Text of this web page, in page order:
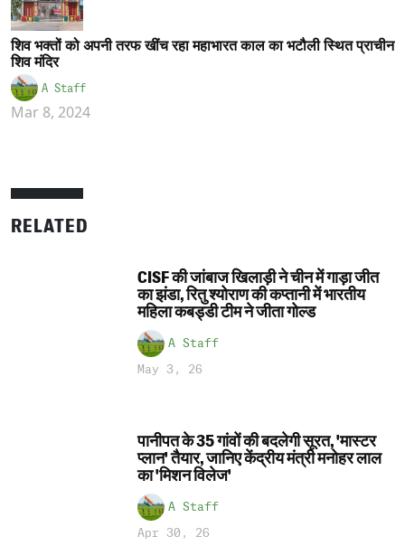
शिव भक्तों को अपनी तरफ खींच रहा महाभारत काल का भटौली स्थित प्राचीन
शिव मंदिर
A Staff
Mar 8, 2024
RELATED
CISF की जांबाज खिलाड़ी ने चीन में गाड़ा जीत
का झंडा, रितु श्योराण की कप्तानी में भारतीय
महिला कबड्डी टीम ने जीता गोल्ड
A Staff
May 3, 26
पानीपत के 35 गांवों की बदलेगी सूरत, 'मास्टर
प्लान' तैयार, जानिए केंद्रीय मंत्री मनोहर लाल
का 'मिशन विलेज'
A Staff
Apr 30, 26